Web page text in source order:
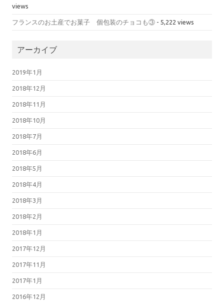
views
フランスのお土産でお菓子 個包装のチョコも③ - 5,222 views
アーカイブ
2019年1月
2018年12月
2018年11月
2018年10月
2018年7月
2018年6月
2018年5月
2018年4月
2018年3月
2018年2月
2018年1月
2017年12月
2017年11月
2017年1月
2016年12月